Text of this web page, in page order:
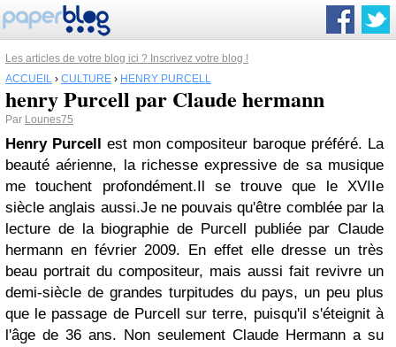
Les articles de votre blog ici ? Inscrivez votre blog !
ACCUEIL › CULTURE › HENRY PURCELL
henry Purcell par Claude hermann
Par Lounes75
Henry Purcell est mon compositeur baroque préféré. La
beauté aérienne, la richesse expressive de sa musique
me touchent profondément.Il se trouve que le XVIIe
siècle anglais aussi.Je ne pouvais qu'être comblée par la
lecture de la biographie de Purcell publiée par Claude
hermann en février 2009. En effet elle dresse un très
beau portrait du compositeur, mais aussi fait revivre un
demi-siècle de grandes turpitudes du pays, un peu plus
que le passage de Purcell sur terre, puisqu'il s'éteignit à
l'âge de 36 ans. Non seulement Claude Hermann a su